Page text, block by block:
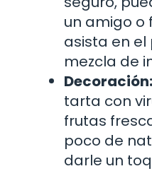
un amigo o
asista en
mezcla de
Decoración:
tarta con
frutas
poco de
darle un